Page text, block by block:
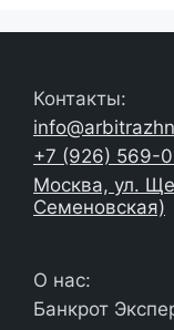
Контакты:
+7 (926) 569-
Москва, ул.
Семеновская)
О нас:
Банкрот